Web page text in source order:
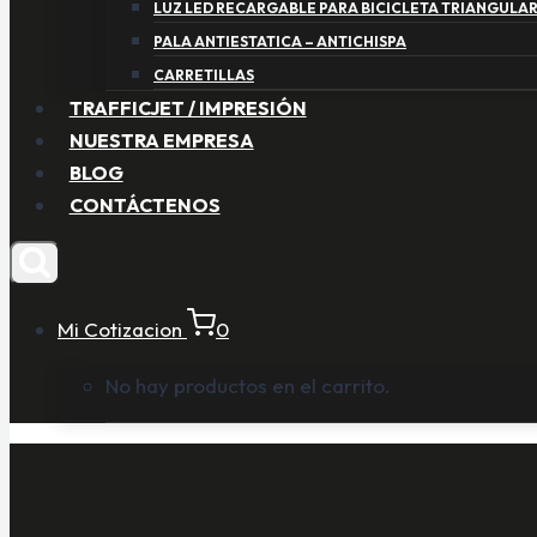
LUZ LED RECARGABLE PARA BICICLETA TRIANGULAR
PALA ANTIESTATICA – ANTICHISPA
CARRETILLAS
TRAFFICJET / IMPRESIÓN
NUESTRA EMPRESA
BLOG
CONTÁCTENOS
Mi Cotizacion 0
No hay productos en el carrito.